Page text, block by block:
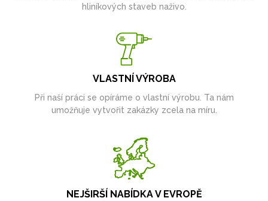
hliníkových staveb naživo.
VLASTNÍ VÝROBA
Při naší práci se opíráme o vlastní výrobu. Ta nám
umožňuje vytvořit zakázky zcela na míru.
NEJŠIRŠÍ NABÍDKA V EVROPĚ